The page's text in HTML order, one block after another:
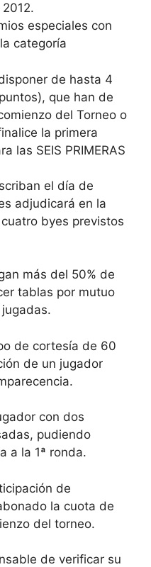
especiales con
categoría
de hasta 4
que han de
del Torneo o
la primera
las SEIS PRIMERAS
el día de
adjudicará en la
byes previstos
más del 50% de
tablas por mutuo
de cortesía de 60
de un jugador
con dos
pudiendo
a la 1ª ronda.
de
la cuota de
del torneo.
de verificar su